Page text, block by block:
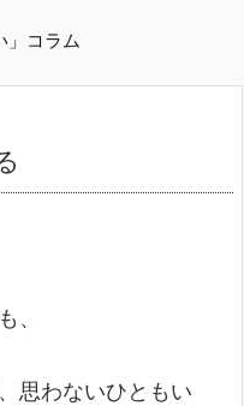
」コラム
、
思わないひともい